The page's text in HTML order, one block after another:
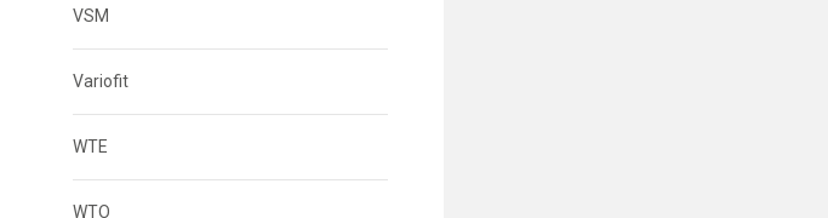
VSM
Variofit
WTE
WTO